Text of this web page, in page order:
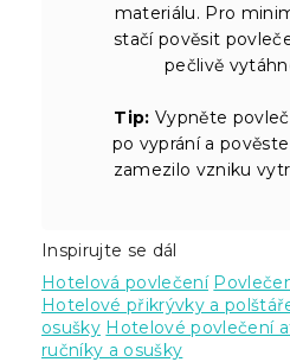
materiálu. Pro
stačí pověsit
pečlivě
Tip: Vypněte
po vyprání a
zamezilo vzniku
Inspirujte se dál
Hotelová povlečení
Hotelové přikrývky a
osušky Hotelové povlečení
ručníky a osušky